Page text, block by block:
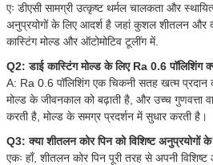
एः डीएसी सामग्री उत्कृष्ट थर्मल चालकता और
अनुप्रयोगों के लिए आदर्श है जहां कुशल शीतलन और
कास्टिंग मोल्ड और ऑटोमोटिव टूलींग में.
Q2: डाई कास्टिंग मोल्ड के लिए Ra 0.6 पॉलिशिंग
A: Ra 0.6 पॉलिशिंग एक चिकनी सतह खत्म प्रदान
मोल्ड के जीवनकाल को बढ़ाती है, और उच्च गुणवत्ता
करती है, मोल्ड के समग्र प्रदर्शन में सुधार करती है।
Q3: क्या शीतलन कोर पिन को विशिष्ट
एकः हाँ, शीतलन कोर पिन पूरी तरह से अपनी